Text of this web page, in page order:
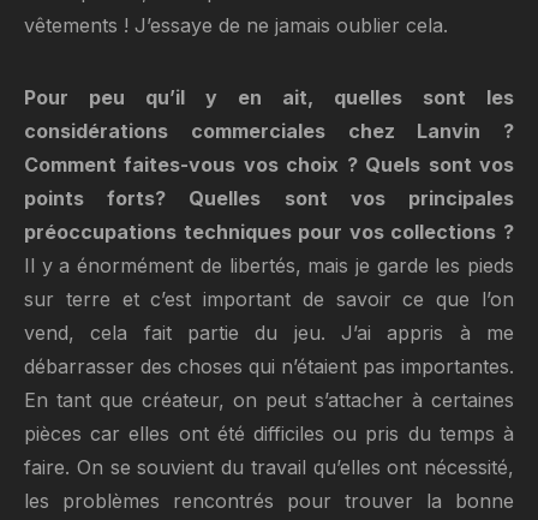
vêtements ! J’essaye de ne jamais oublier cela.
Pour peu qu’il y en ait, quelles sont les
considérations commerciales chez Lanvin ?
Comment faites-vous vos choix ? Quels sont vos
points forts? Quelles sont vos principales
préoccupations techniques pour vos collections ?
Il y a énormément de libertés, mais je garde les pieds
sur terre et c’est important de savoir ce que l’on
vend, cela fait partie du jeu. J’ai appris à me
débarrasser des choses qui n’étaient pas importantes.
En tant que créateur, on peut s’attacher à certaines
pièces car elles ont été difficiles ou pris du temps à
faire. On se souvient du travail qu’elles ont nécessité,
les problèmes rencontrés pour trouver la bonne